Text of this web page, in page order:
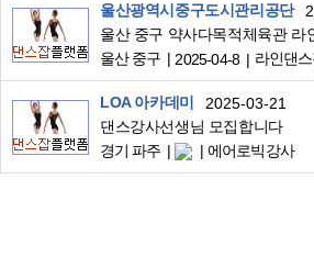
울산광역시중구도시관리공단
울산 중구
2025-04-8 라인댄
LOA 아카데미
2025-03-21
댄스강사선생님 모집합니다
경기 파주
에어로빅강사